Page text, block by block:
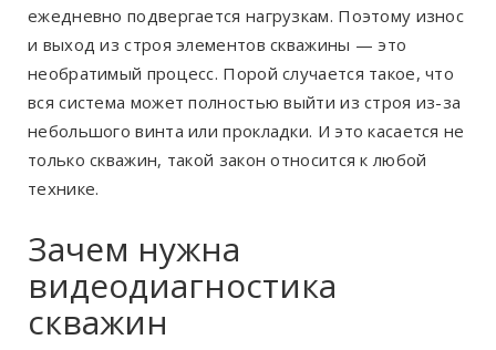
ежедневно подвергается нагрузкам. Поэтому износ
и выход из строя элементов скважины — это
необратимый процесс. Порой случается такое, что
вся система может полностью выйти из строя из-за
небольшого винта или прокладки. И это касается не
только скважин, такой закон относится к любой
технике.
Зачем нужна
видеодиагностика
скважин